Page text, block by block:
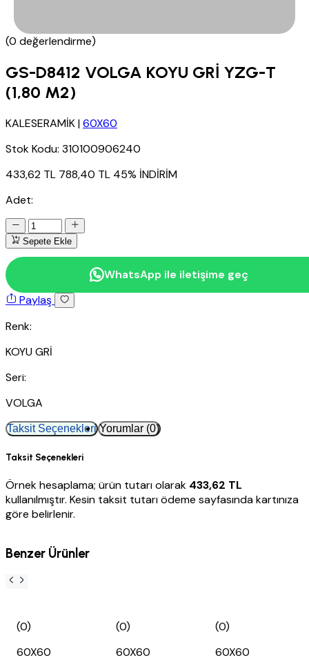
(0 değerlendirme)
GS-D8412 VOLGA KOYU GRİ YZG-T
(1,80 M2)
KALESERAMİK|60X60
Stok Kodu: 310100906240
433,62 TL 788,40 TL 45% İNDİRİM
Adet:
Sepete Ekle
WhatsApp ile iletişime geç
Paylaş
Renk:
KOYU GRİ
Seri:
VOLGA
Taksit Seçenekleri Yorumlar (0)
Taksit Seçenekleri
Örnek hesaplama; ürün tutarı olarak 433,62 TL
kullanılmıştır. Kesin taksit tutarı ödeme sayfasında kartınıza
göre belirlenir.
Benzer Ürünler
(0)
60X60
(0)
60X60
(0)
60X60